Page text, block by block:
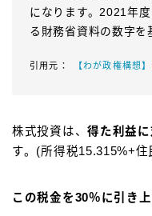
になります。2021年
る財務省資料の数字を
【わが政権構想
株式投資は、得た利益
す。(所得税15.315%+住
この税金を30％に引き